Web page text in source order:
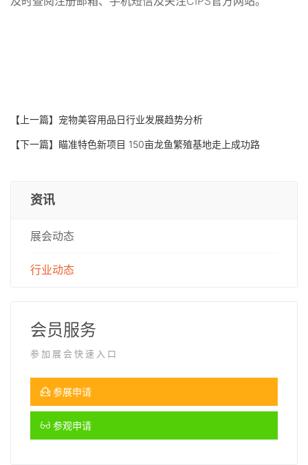
【上一篇】 宠物美容用品日行业发展趋势分析
【下一篇】 瞄准特色新项目 150亩龙鱼繁殖基地走上成功路
资讯
展会动态
行业动态
会员服务
参加展会快速入口
参展申请
参观申请